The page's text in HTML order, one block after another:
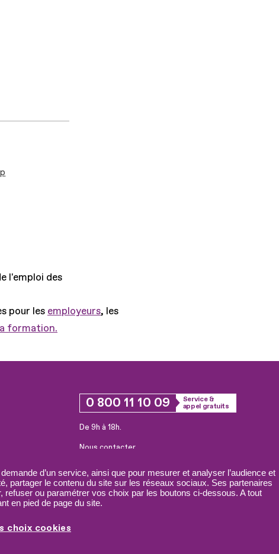
d’un service, ainsi que pour mesurer et analyser l’audience et
partager le contenu du site sur les réseaux sociaux. Ses partenaires
refuser ou paramétrer vos choix par les boutons ci-dessous. A tout
en pied de page du site.
choix cookies
l'emploi des
pour les employeurs, les
formation.
0 800 11 10 09
Service &
appel gratuits
De 9h à 18h.
Nous contacter